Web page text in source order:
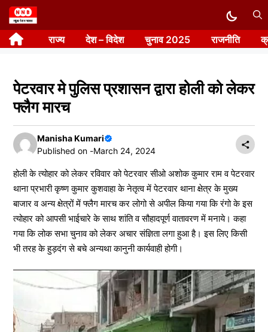
Skip
to
content राज्य देश – विदेश चुनाव 2025 राजनीति
पेटरवार मे पुलिस प्रशासन द्वारा होली को लेकर
फ्लैग मारच
Manisha Kumari
Published on -March 24, 2024
होली के त्योहार को लेकर रविवार को पेटरवार सीओ अशोक कुमार राम व पेटरवार
थाना प्रभारी कृष्ण कुमार कुशवाहा के नेतृत्व में पेटरवार थाना क्षेत्र के मुख्य
बाजार व अन्य क्षेत्रों में फ्लैग मारच कर लोगो से अपील किया गया कि रंगो के इस
त्योहार को आपसी भाईचारे के साथ शांति व सौहादपूर्ण वातावरण में मनाये। कहा
गया कि लोक सभा चुनाव को लेकर अचार संज्ञिता लगा हुआ है। इस लिए किसी
भी तरह के हुड़दंग से बचे अन्यथा कानुनी कार्यवाही होगी।